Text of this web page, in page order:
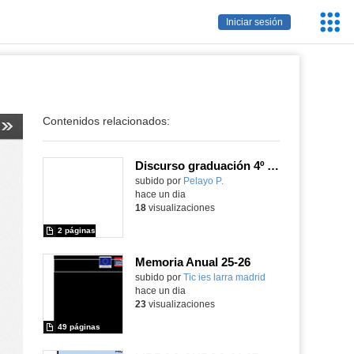
Iniciar sesión
Contenidos relacionados:
Discurso graduación 4º ESO - Curso 25/26
subido por Pelayo P.
2 páginas
hace un dia
18visualizaciones
Memoria Anual 25-26
subido por Tic ies larra madrid
49 páginas
hace un dia
23visualizaciones